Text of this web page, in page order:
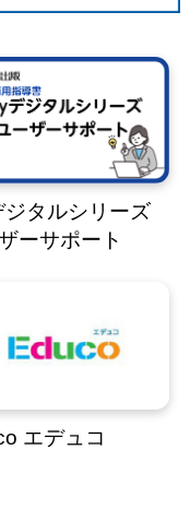
ジタルシリーズ
ーサポート
エデュコ